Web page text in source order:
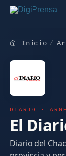
Inicio
DIARIO ·
El
Diario del